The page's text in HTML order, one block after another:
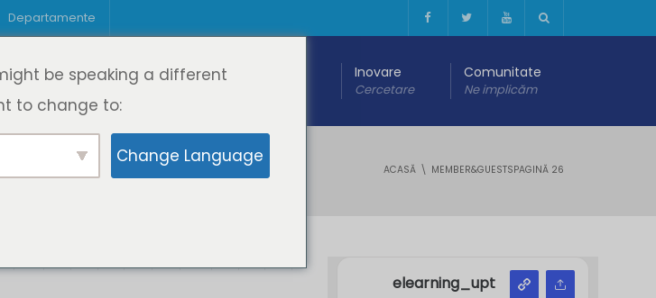
Departamente
Educație
Oferta de cursuri
Educație digitală Inovare
Cercetare
Comunitate
Ne implicăm
ACASĂ MEMBER&GUESTSPAGINĂ 26
elearning_upt
be speaking a different
to change to:
Change Language